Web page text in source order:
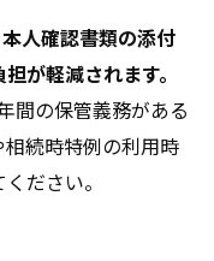
人確認書類の添付
が軽減されます。
間の保管義務がある
続時特例の利用時
ださい。